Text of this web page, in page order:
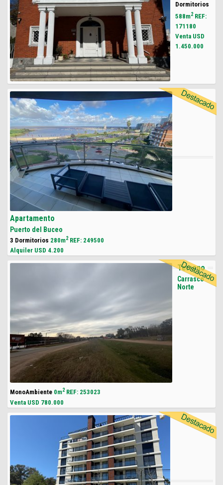
Dormitorios
588m2REF:
171180
Venta USD
1.450.000
Apartamento
Puerto del Buceo
3 Dormitorios 280m2REF: 249500
Alquiler USD 4.200
Terreno
Carrasco
Norte
MonoAmbiente 0m2REF: 253023
Venta USD 780.000